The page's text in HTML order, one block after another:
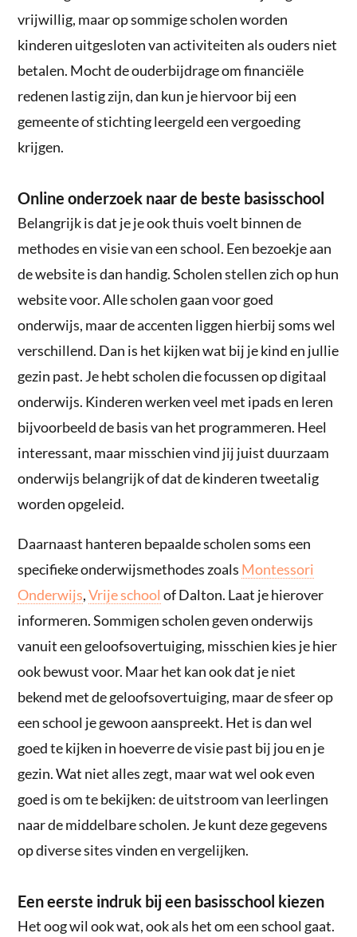
vrijwillig, maar op sommige scholen worden
kinderen uitgesloten van activiteiten als ouders niet
betalen. Mocht de ouderbijdrage om financiële
redenen lastig zijn, dan kun je hiervoor bij een
gemeente of stichting leergeld een vergoeding
krijgen.
Online onderzoek naar de beste basisschool
Belangrijk is dat je je ook thuis voelt binnen de
methodes en visie van een school. Een bezoekje aan
de website is dan handig. Scholen stellen zich op hun
website voor. Alle scholen gaan voor goed
onderwijs, maar de accenten liggen hierbij soms wel
verschillend. Dan is het kijken wat bij je kind en jullie
gezin past. Je hebt scholen die focussen op digitaal
onderwijs. Kinderen werken veel met ipads en leren
bijvoorbeeld de basis van het programmeren. Heel
interessant, maar misschien vind jij juist duurzaam
onderwijs belangrijk of dat de kinderen tweetalig
worden opgeleid.
Daarnaast hanteren bepaalde scholen soms een
specifieke onderwijsmethodes zoals Montessori
Onderwijs,Vrije school of Dalton. Laat je hierover
informeren. Sommigen scholen geven onderwijs
vanuit een geloofsovertuiging, misschien kies je hier
ook bewust voor. Maar het kan ook dat je niet
bekend met de geloofsovertuiging, maar de sfeer op
een school je gewoon aanspreekt. Het is dan wel
goed te kijken in hoeverre de visie past bij jou en je
gezin. Wat niet alles zegt, maar wat wel ook even
goed is om te bekijken: de uitstroom van leerlingen
naar de middelbare scholen. Je kunt deze gegevens
op diverse sites vinden en vergelijken.
Een eerste indruk bij een basisschool kiezen
Het oog wil ook wat, ook als het om een school gaat.